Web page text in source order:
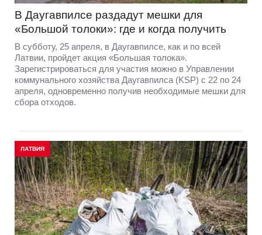
В Даугавпилсе раздадут мешки для
«Большой толоки»: где и когда получить
В субботу, 25 апреля, в Даугавпилсе, как и по всей
Латвии, пройдет акция «Большая толока».
Зарегистрироваться для участия можно в Управлении
коммунального хозяйства Даугавпилса (KSP) с 22 по 24
апреля, одновременно получив необходимые мешки для
сбора отходов.
ЛАТВИЯ